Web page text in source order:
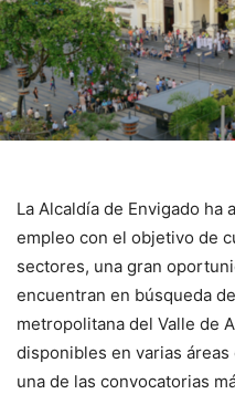
La Alcaldía de Envigado
empleo con el objetivo de
sectores, una gran
encuentran en búsqueda
metropolitana del Valle de
disponibles en varias
una de las convocatorias